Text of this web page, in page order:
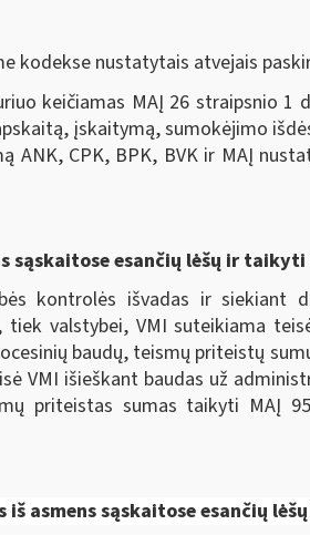
kodekse nustatytais atvejais
keičiamas MAĮ 26 straipsnio 1
įskaitymą, sumokėjimo
ANK, CPK, BPK, BVK ir MAĮ
sąskaitose esančių lėšų ir
kontrolės išvadas ir
valstybei, VMI suteikiama
baudų, teismų priteistų
išieškant baudas už
priteistas sumas taikyti MAĮ
asmens sąskaitose esančių